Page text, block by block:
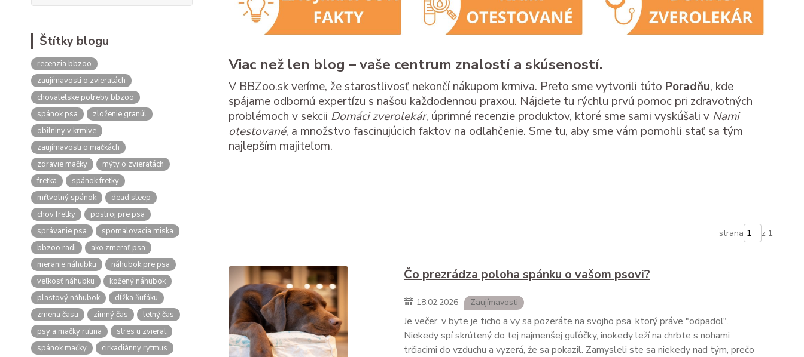
Štítky blogu
recenzia bbzoo
zaujímavosti o zvieratách
chovatelske potreby bbzoo
spánok psa
zloženie granúl
obilniny v krmive
zaujímavosti o mačkách
zdravie mačky
mýty o zvieratách
fretka
spánok fretky
mŕtvolný spánok
dead sleep
chov fretky
postroj pre psa
správanie psa
spomalovacia miska
bbzoo radi
ako zmerať psa
meranie náhubku
náhubok pre psa
veľkosť náhubku
kožený náhubok
plastový náhubok
dĺžka ňufáku
zmena času
zimný čas
letný čas
psy a mačky rutina
stres u zvierat
spánok mačky
cirkadiánny rytmus
Viac než len blog – vaše centrum znalostí a skúseností.
V BBZoo.sk veríme, že starostlivosť nekončí nákupom krmiva. Preto sme vytvorili túto Poradňu, kde
spájame odbornú expertízu s našou každodennou praxou. Nájdete tu rýchlu prvú pomoc pri zdravotných
problémoch v sekcii Domáci zverolekár, úprimné recenzie produktov, ktoré sme sami vyskúšali v Nami
otestované, a množstvo fascinujúcich faktov na odľahčenie. Sme tu, aby sme vám pomohli stať sa tým
najlepším majiteľom.
strana z 1
Čo prezrádza poloha spánku o vašom psovi?
18.02.2026 Zaujímavosti
Je večer, v byte je ticho a vy sa pozeráte na svojho psa, ktorý práve "odpadol".
Niekedy spí skrútený do tej najmenšej guľôčky, inokedy leží na chrbte s nohami
trčiacimi do vzduchu a vyzerá, že sa pokazil. Zamysleli ste sa niekedy nad tým, prečo